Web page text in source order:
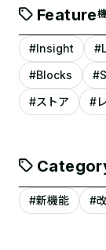
Feature
#Insight
#Blocks
#ストア
#
#新機能 #